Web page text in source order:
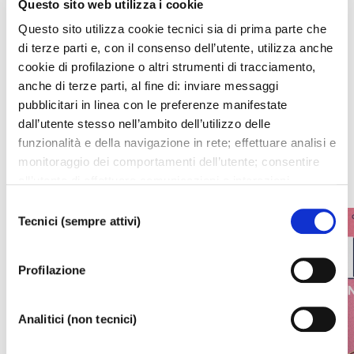
Questo sito web utilizza i cookie
Questo sito utilizza cookie tecnici sia di prima parte che
di terze parti e, con il consenso dell’utente, utilizza anche
cookie di profilazione o altri strumenti di tracciamento,
anche di terze parti, al fine di: inviare messaggi
pubblicitari in linea con le preferenze manifestate
dall’utente stesso nell’ambito dell’utilizzo delle
funzionalità e della navigazione in rete; effettuare analisi e
monitoraggio dei comportamenti dell’utente; consentire
TUTTI”, l’utente acconsente all’uso di tutti i cookie non
tecnici, inclusi quindi quelli di profilazione, analitici e
social. Il consenso è facoltativo e può essere revocato in
qualsiasi momento. Se l’utente desidera modificare le
sinistra dello schermo. Per sapere di più sui cookie che
da dove è
delTecnici (sempre attivi)
Profilazione
Analitici (non tecnici)
I prossimi eventi
Gli appuntamenti della settimana
IL CALENDARIO COMPLETO